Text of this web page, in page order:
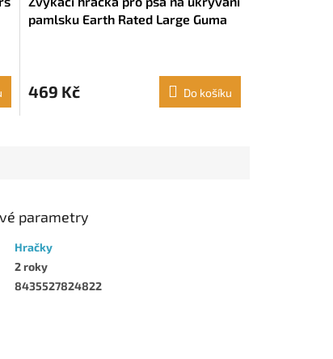
pamlsku Earth Rated Large Guma
469 Kč Do košíku
parametry
Hračky
2 roky
8435527824822